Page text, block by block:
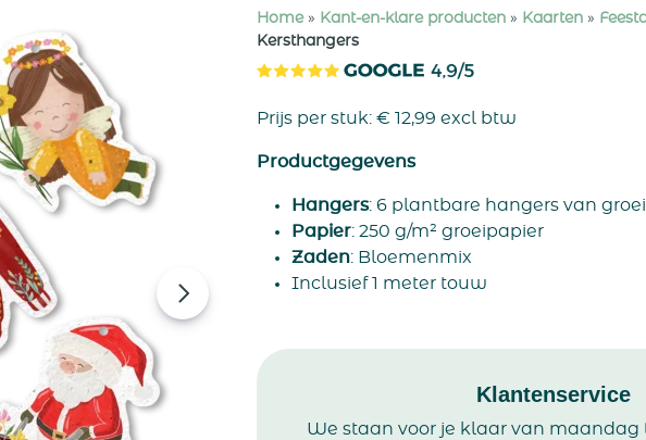
Home» Kant-en-klare producten » Kaarten »
Kersthangers
Prijs per stuk: € 12,99 excl btw
Productgegevens
Hangers: 6 plantbare hangers van
Papier: 250 g/m² groeipapier
Zaden: Bloemenmix
Inclusief 1 meter touw
Klantenservice
We staan voor je klaar van maandag